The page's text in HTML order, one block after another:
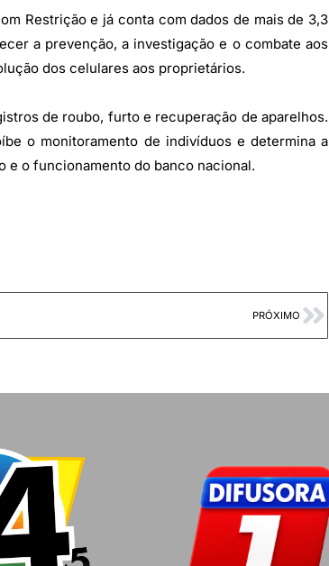
Restrição e já conta com dados de mais de 3,3
a prevenção, a investigação e o combate aos
dos celulares aos proprietários.
de roubo, furto e recuperação de aparelhos.
o monitoramento de indivíduos e determina a
e o funcionamento do banco nacional.
PRÓXIMO